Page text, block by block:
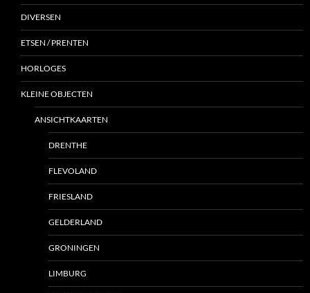
DIVERSEN
ETSEN / PRENTEN
HORLOGES
KLEINE OBJECTEN
ANSICHTKAARTEN
DRENTHE
FLEVOLAND
FRIESLAND
GELDERLAND
GRONINGEN
LIMBURG